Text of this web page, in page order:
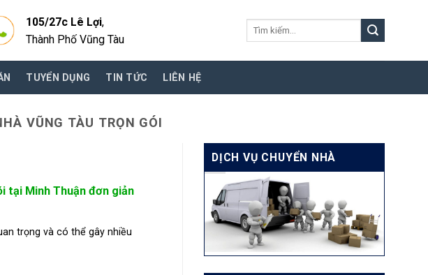
105/27c Lê Lợi,
Thành Phố Vũng Tàu
Tìm
TUYỂN DỤNG TIN TỨC LIÊN HỆ
VŨNG TÀU TRỌN GÓI
tại Minh Thuận đơn giản
trọng và có thể gây nhiều
DỊCH VỤ CHUYỂN NHÀ